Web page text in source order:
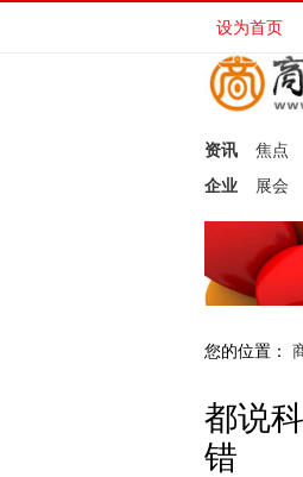
设为首页
资讯 焦点
企业
展会
您的位置：
都说
错